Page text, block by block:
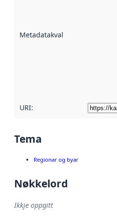
Metadatakvalitet
URI:
Tema
Regionar og byar
Nøkkelord
Ikkje oppgitt